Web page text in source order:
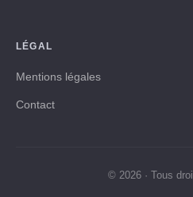
LÉGAL
Mentions légales
Contact
© 2026 · Tous